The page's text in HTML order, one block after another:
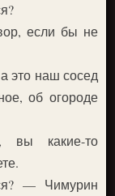
если бы не
это наш сосед
об огороде
какие-то
— Чимурин